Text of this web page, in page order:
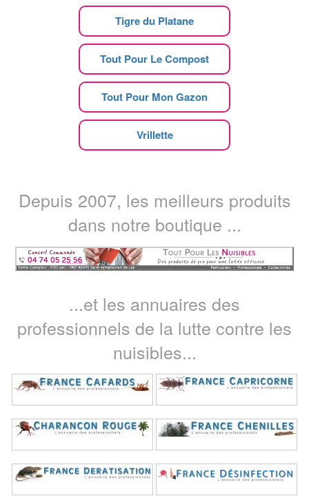
Tigre du Platane
Tout Pour Le Compost
Tout Pour Mon Gazon
Vrillette
Depuis 2007, les meilleurs produits
dans notre boutique ...
...et les annuaires des
professionnels de la lutte contre les
nuisibles...